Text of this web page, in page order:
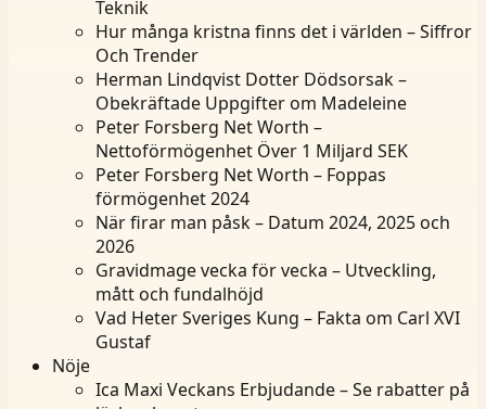
Teknik
Hur många kristna finns det i världen – Siffror
Och Trender
Herman Lindqvist Dotter Dödsorsak –
Obekräftade Uppgifter om Madeleine
Peter Forsberg Net Worth –
Nettoförmögenhet Över 1 Miljard SEK
Peter Forsberg Net Worth – Foppas
förmögenhet 2024
När firar man påsk – Datum 2024, 2025 och
2026
Gravidmage vecka för vecka – Utveckling,
mått och fundalhöjd
Vad Heter Sveriges Kung – Fakta om Carl XVI
Gustaf
Nöje
Ica Maxi Veckans Erbjudande – Se rabatter på